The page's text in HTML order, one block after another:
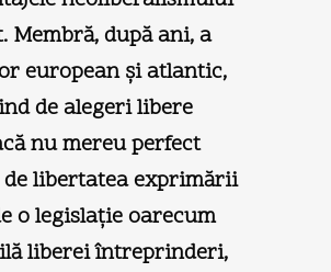
Membră, după ani, a
european şi atlantic,
de alegeri libere
nu mereu perfect
de libertatea exprimării
o legislaţie oarecum
liberei întreprinderi,